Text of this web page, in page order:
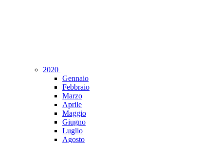
2020
Gennaio
Febbraio
Marzo
Aprile
Maggio
Giugno
Luglio
Agosto